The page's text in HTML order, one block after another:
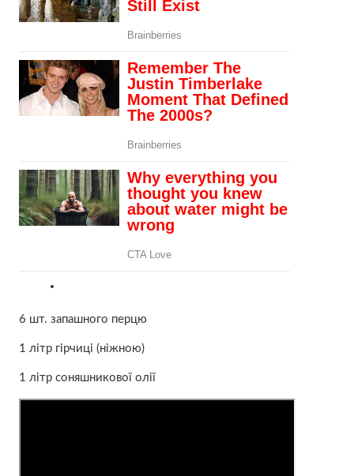
6 шт. запашного перцю
1 літр гірчиці (ніжною)
1 літр соняшникової олії